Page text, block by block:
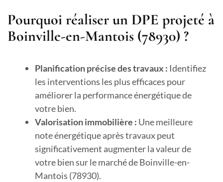
Pourquoi réaliser un DPE projeté à
Boinville-en-Mantois (78930) ?
Planification précise des travaux : Identifiez
les interventions les plus efficaces pour
améliorer la performance énergétique de
votre bien.
Valorisation immobilière : Une meilleure
note énergétique après travaux peut
significativement augmenter la valeur de
votre bien sur le marché de Boinville-en-
Mantois (78930).